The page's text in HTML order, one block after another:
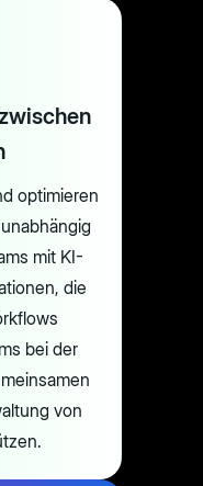
optimieren
mit KI-
die
bei der
von